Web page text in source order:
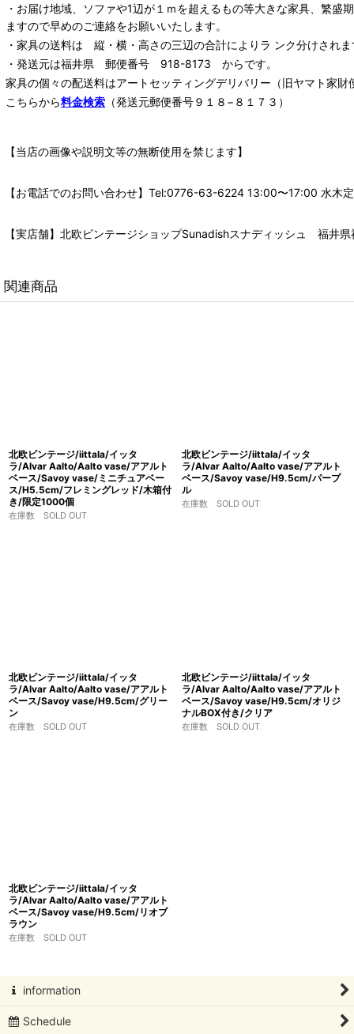
・お届け地域、ソファや1辺が１ｍを超えるもの等大きな家具、繁
ますので早めのご連絡をお願いいたします。
・家具の送料は 縦・横・高さの三辺の合計によりラ ンク分けされま
・発送元は福井県 郵便番号 918-8173 からです。
家具の個々の配送料はアートセッティングデリバリー （旧ヤマト家財
こちらから料金検索 （発送元郵便番号９１８−８１７３）
【当店の画像や説明文等の無断使用を禁じます】
【お電話でのお問い合わせ】Tel:0776-63-6224 13:00〜17:00 水木
【実店舗】北欧ビンテージショップSunadishスナディッシュ 福井
関連商品
北欧ビンテージ/iittala/イッタ
ラ/Alvar Aalto/Aalto vase/アアルト
ベース/Savoy vase/ミニチュアベー
ス/H5.5cm/フレミングレッド/木箱付
き/限定1000個
在庫数 SOLD OUT
北欧ビンテージ/iittala/イッタ
ラ/Alvar Aalto/Aalto vase/アアルト
ベース/Savoy vase/H9.5cm/パープ
ル
在庫数 SOLD OUT
北欧ビンテージ/iittala/イッタ
ラ/Alvar Aalto/Aalto vase/アアルト
ベース/Savoy vase/H9.5cm/グリー
ン
在庫数 SOLD OUT
北欧ビンテージ/iittala/イッタ
ラ/Alvar Aalto/Aalto vase/アアルト
ベース/Savoy vase/H9.5cm/オリジ
ナルBOX付き/クリア
在庫数 SOLD OUT
北欧ビンテージ/iittala/イッタ
ラ/Alvar Aalto/Aalto vase/アアルト
ベース/Savoy vase/H9.5cm/リオブ
ラウン
在庫数 SOLD OUT
information
Schedule